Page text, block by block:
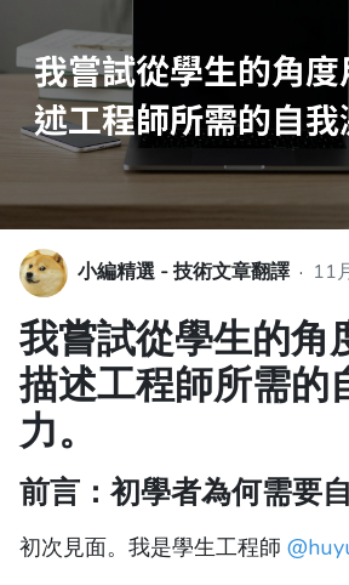
小編精選 - 技術文章翻譯 · 11
我嘗試從學生的角
描述工程師所需的
力。
前言：初學者為何需要
初次見面。我是學生工程師